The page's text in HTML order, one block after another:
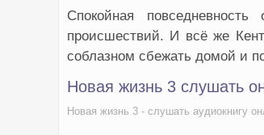
Спокойная
происшествий. И всё же
соблазном сбежать домой и
Новая жизнь 3 слушать
Новая жизнь 3 - слушать аудиокнигу